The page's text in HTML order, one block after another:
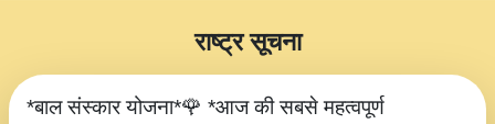
*बाल संस्कार योजना*🌹 *आज की सबसे महत्वपूर्ण
राष्ट्र सूचना